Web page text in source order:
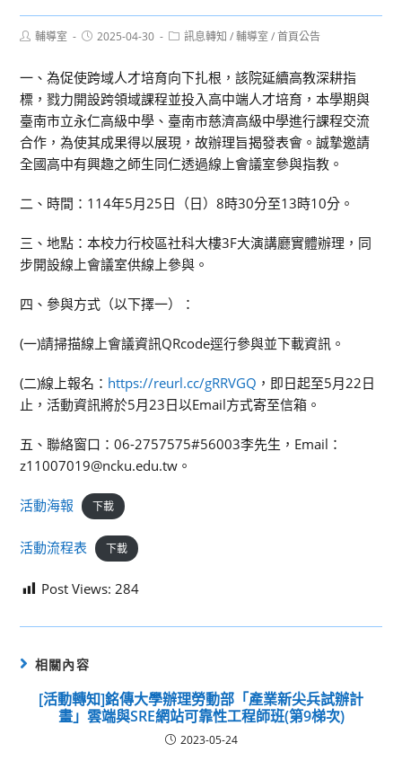
Post輔導室
Post2025-04-30
Post訊息轉知 / 輔導室 / 首頁公告
一、為促使跨域人才培育向下扎根，該院延續高教深耕指
標，戮力開設跨領域課程並投入高中端人才培育，本學期與
臺南市立永仁高級中學、臺南市慈濟高級中學進行課程交流
合作，為使其成果得以展現，故辦理旨揭發表會。誠摯邀請
全國高中有興趣之師生同仁透過線上會議室參與指教。
二、時間：114年5月25日（日）8時30分至13時10分。
三、地點：本校力行校區社科大樓3F大演講廳實體辦理，同
步開設線上會議室供線上參與。
四、參與方式（以下擇一）：
(一)請掃描線上會議資訊QRcode逕行參與並下載資訊。
(二)線上報名： https://reurl.cc/gRRVGQ ，即日起至5月22日
止，活動資訊將於5月23日以Email方式寄至信箱。
五、聯絡窗口：06-2757575#56003李先生，Email：
z11007019@ncku.edu.tw。
活動海報 下載
活動流程表 下載
Post Views: 284
相關內容
[活動轉知]銘傳大學辦理勞動部「產業新尖兵試辦計
畫」雲端與SRE網站可靠性工程師班(第9梯次)
2023-05-24